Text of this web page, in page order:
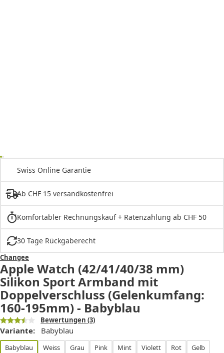
Swiss Online Garantie
Ab CHF 15 versandkostenfrei
Komfortabler Rechnungskauf + Ratenzahlung ab CHF 50
30 Tage Rückgaberecht
Changee
Apple Watch (42/41/40/38 mm)
Silikon Sport Armband mit
Doppelverschluss (Gelenkumfang:
160-195mm) - Babyblau
Bewertungen (3)
Variante: Babyblau
Babyblau Weiss Grau Pink Mint Violett Rot Gelb